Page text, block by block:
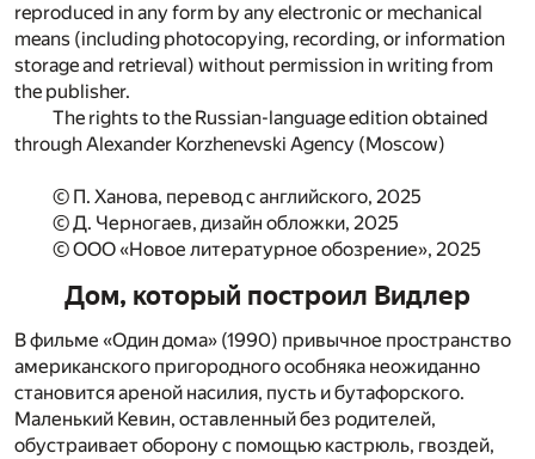
reproduced in any form by any electronic or mechanical
means (including photocopying, recording, or information
storage and retrieval) without permission in writing from
the publisher.
The rights to the Russian-language edition obtained
through Alexander Korzhenevski Agency (Moscow)
© П. Ханова, перевод с английского, 2025
© Д. Черногаев, дизайн обложки, 2025
© ООО «Новое литературное обозрение», 2025
Дом, который построил Видлер
В фильме «Один дома» (1990) привычное пространство
американского пригородного особняка неожиданно
становится ареной насилия, пусть и бутафорского.
Маленький Кевин, оставленный без родителей,
обустраивает оборону с помощью кастрюль, гвоздей,